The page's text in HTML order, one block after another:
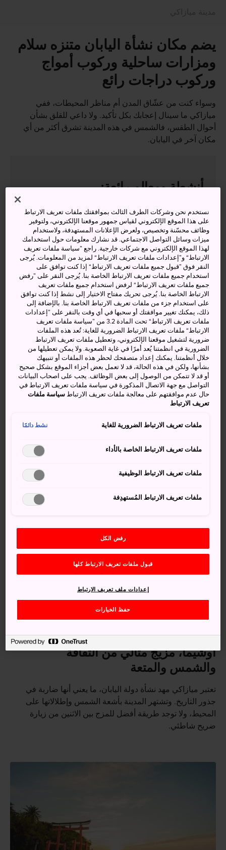
يضم مكان نشأة اليابان متنزه سلام
ومزارات ساحلية وركوب أمواج
وركوب دراجات رائع
وسواء كنت من عشّاق المدن أم مناظر المحيطات، ففي
ميازاكي ما سينال إعجابك بكل تأكيد. ولا داعي للقلق بشأن
أحوال الطقس، فالشمس في هذه المدينة تشرق أكثر من أي
مكان آخر في اليابان.
أنشطة ومعالم رائعة:
ضريح الجزيرة شبه الاستوائية في أوشيما
المشي حول الامتدادات الشاسعة لحديقة هيواداي
ركوب الأمواج على طول امتداد الساحل الضخم
ركوب الدراجات على طول نهر أويودو: استقل
دراجتك أو استأجر واحدة من مكان قريب
كيفية الوصول
لا يوجد قطار يصل إلى ميازاكي مباشرة، فأسهل طريقة للوصول
إليها هي عن طريق الحافلة أو السيارة أو الطائرة.
تبعد ميازاكي مسافة ساعة ونصف بالطائرة من مطار هانيدا في
طوكيو أو نحو ساعة واحدة من مطار إيتامي في أوساكا.
اسلك طريق كيوشو السريع بالحافلة أو السيارة، ثم انعطف إلى
طريق ميازاكي السريع. كما تبعد نحو ثلاث ساعات ونصف ساعة
كاغوشيما
أوشيما، مزيج مثالي من الثقافة
والشمس والمتعة
تعتبر ميازاكي مهد نشأة دولة اليابان، ما يعني أنها ضاربة في
جذور التاريخ. وتشتهر المدينة بأشعة الشمس وإطلالاتها على
المحيط، ولا توجد طريقة أفضل للمزج بين الاثنين من زيارة
ضريح شاطئي.
نستخدم نحن وشركات الطرف الثالث بموافقتك ملفات تعريف الارتباط
على هذا الموقع الإلكتروني لقياس جمهور موقعنا الإلكتروني، ولتوفير
وظائف محسّنة وتخصيص، ولعرض الإعلانات المستهدفة، ولاستخدام
ميزات وسائل التواصل الاجتماعي. قد نشارك معلومات حول استخدامك
لهذا الموقع الإلكتروني مع شركات خارجية. راجع ”سياسة ملفات تعريف
الارتباط“ و”إعدادات ملفات تعريف الارتباط“ لمزيد من المعلومات. يُرجى
النقر فوق ”قبول جميع ملفات تعريف الارتباط“ إذا كنت توافق على
استخدام جميع ملفات تعريف الارتباط الخاصة بنا. يُرجى النقر على ”رفض
جميع ملفات تعريف الارتباط“ لرفض استخدام جميع ملفات تعريف
الارتباط الخاصة بنا. يُرجى تحريك مفتاح الاختيار إلى نشط إذا كنت توافق
على استخدام جزء من ملفات تعريف الارتباط الخاصة بنا. بالإضافة إلى
ذلك، يمكنك تغيير موافقتك أو سحبها في أي وقت بالنقر على ”إعدادات
ملفات تعريف الارتباط“ تحت المادة 3.2 من ”سياسة ملفات تعريف
الارتباط“ ملفات تعريف الارتباط الضرورية للغاية: تُعد هذه الملفات
ضرورية لتشغيل موقعنا الإلكتروني، وتعطيل ملفات تعريف الارتباط
الضرورية في انظمتنا يُعد أمرًا في غاية الصعوبة. ولا يمكن تعطيلها من
خلال أنظمتنا. يمكنك إعداد متصفحك لحظر هذه الملفات أو تنبيهك
بشأنها، ولكن في هذه الحالة، قد لا تعمل بعض أجزاء الموقع بشكل صحيح
أو قد لا تتمكن من الوصول إلى بعض الوظائف. يجب على اصحاب البيانات
التواصل مع جهة الاتصال المذكورة في سياسة ملفات تعريف الارتباط في
حال عدم موافقتهم على معالجة ملفات تعريف الارتباطسياسة ملفات
تعريف الارتباط
ملفات تعريف الارتباط الضرورية للغاية نشط دائمًا
ملفات تعريف الارتباط الخاصة بالأداء
ملفات تعريف الارتباط الوظيفية
ملفات تعريف الارتباط المُستهدِفة
رفض الكل
قبول ملفات تعريف الارتباط كلها
حفظ الخيارات
إعدادات ملف تعريف الارتباط